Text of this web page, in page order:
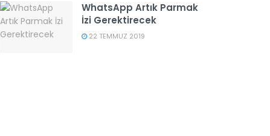
WhatsApp Artık Parmak
İzi Gerektirecek
22 TEMMUZ 2019